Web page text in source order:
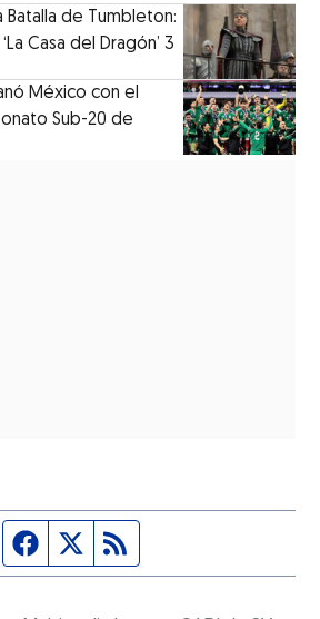
Batalla de Tumbleton:
Casa del Dragón’ 3
México con el
Sub-20 de
Página de Facebook
Fuente Twitter